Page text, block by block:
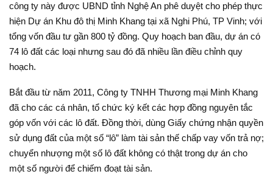
công ty này được UBND tỉnh Nghệ An phê duyệt cho phép thực
hiện Dự án Khu đô thị Minh Khang tại xã Nghi Phú, TP Vinh; với
tổng vốn đầu tư gần 800 tỷ đồng. Quy hoạch ban đầu, dự án có
74 lô đất các loại nhưng sau đó đã nhiều lần điều chỉnh quy
hoạch.
Bắt đầu từ năm 2011, Công ty TNHH Thương mại Minh Khang
đã cho các cá nhân, tổ chức ký kết các hợp đồng nguyên tắc
góp vốn với các lô đất. Đồng thời, dùng Giấy chứng nhận quyền
sử dụng đất của một số “lô” làm tài sản thế chấp vay vốn trả nợ;
chuyển nhượng một số lô đất không có thật trong dự án cho
một số người để chiếm đoạt tài sản.